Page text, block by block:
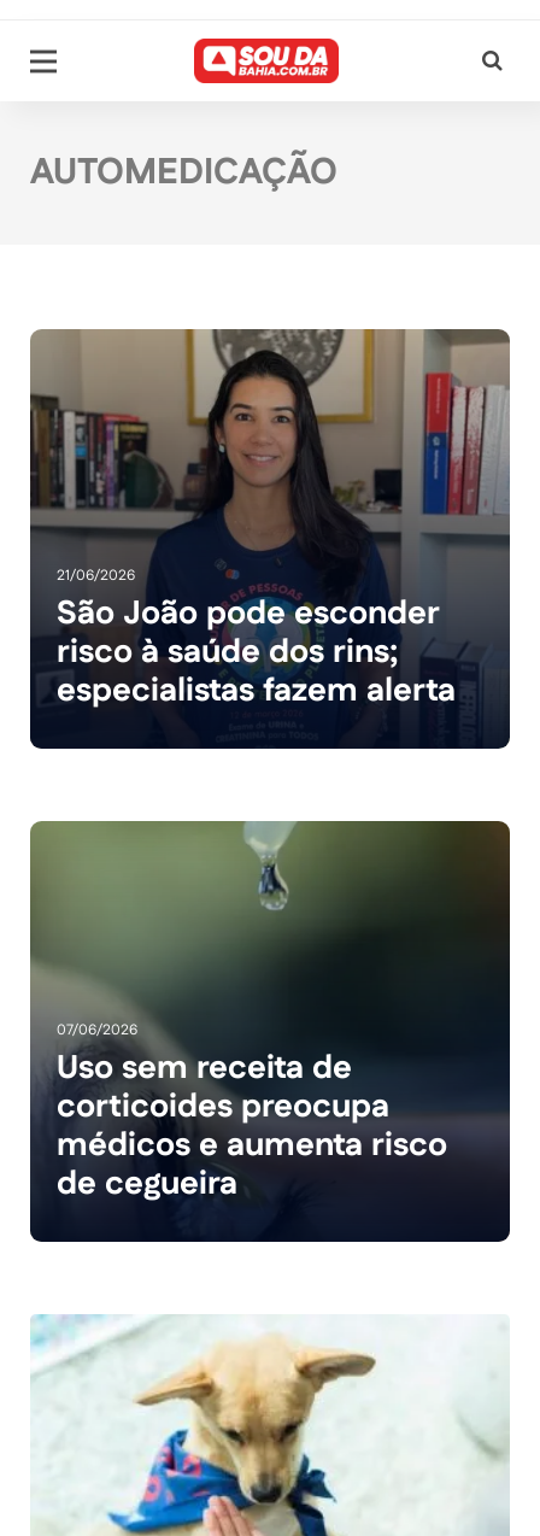
AUTOMEDICAÇÃO
21/06/2026
São João pode esconder
risco à saúde dos rins;
especialistas fazem alerta
07/06/2026
Uso sem receita de
corticoides preocupa
médicos e aumenta risco
de cegueira